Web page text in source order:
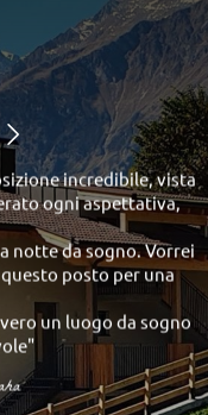
incredibile, vista
ogni aspettativa,
notte da sogno. Vorrei
posto per una
un luogo da sogno